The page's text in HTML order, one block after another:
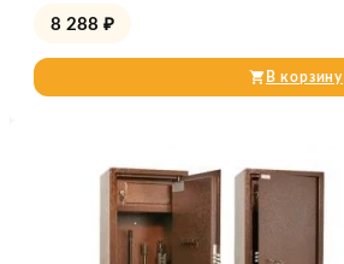
8 288 ₽
В корзину